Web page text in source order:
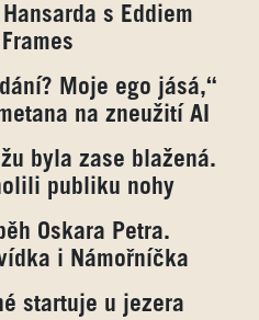
s Eddiem
Moje ego jásá,“
na zneužití AI
byla zase blažená.
publiku nohy
Oskara Petra.
i Námořníčka
startuje u jezera